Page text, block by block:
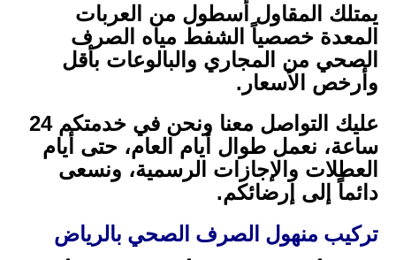
يمتلك المقاول أسطول من العربات
المعدة خصصياً الشفط مياه الصرف
الصحي من المجاري والبالوعات بأقل
وأرخص الأسعار.
عليك التواصل معنا ونحن في خدمتكم 24
ساعة، نعمل طوال أيام العام، حتى أيام
العطلات والإجازات الرسمية، ونسعى
دائماً إلى إرضائكم.
تركيب منهول الصرف الصحي بالرياض